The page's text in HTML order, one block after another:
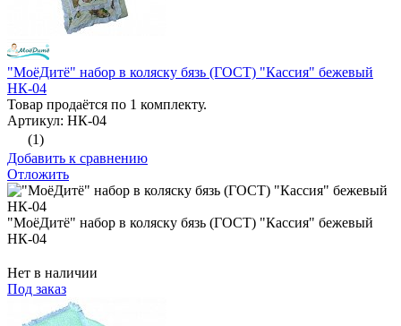
"МоёДитё" набор в коляску бязь (ГОСТ) "Кассия" бежевый
НК-04
Товар продаётся по 1 комплекту.
Артикул: НК-04
(1)
Добавить к сравнению
Отложить
"МоёДитё" набор в коляску бязь (ГОСТ) "Кассия" бежевый
НК-04
Нет в наличии
Под заказ